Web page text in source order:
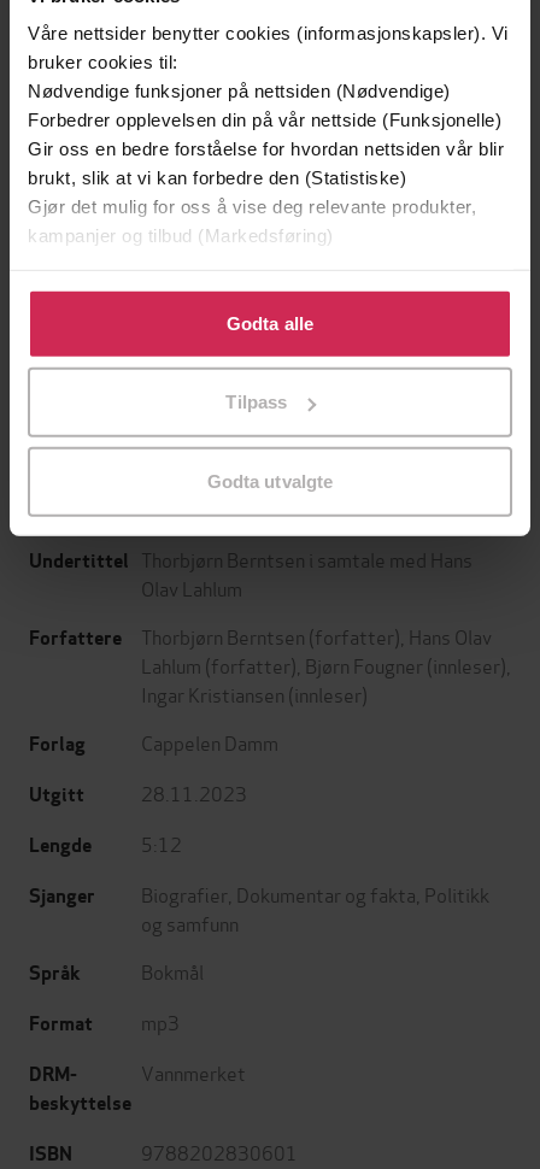
Våre nettsider benytter cookies (informasjonskapsler). Vi
bruker cookies til:
Nødvendige funksjoner på nettsiden (Nødvendige)
Forbedrer opplevelsen din på vår nettside (Funksjonelle)
Gir oss en bedre forståelse for hvordan nettsiden vår blir
brukt, slik at vi kan forbedre den (Statistiske)
Gjør det mulig for oss å vise deg relevante produkter,
kampanjer og tilbud (Markedsføring)
Klikk på «Godta alle» for å gi oss ditt samtykke til å
bruke cookies for alle disse formålene. Du kan også
tilpasse ditt samtykke til spesifikke formål ved å klikke
Godta alle
Tilpass
Godta utvalgte
Minnesota
Utskudd
Undertittel Thorbjørn Berntsen i samtale med Hans
Olav Lahlum
Forfattere Thorbjørn Berntsen (forfatter), Hans Olav
Lahlum (forfatter), Bjørn Fougner (innleser),
Ingar Kristiansen (innleser)
Forlag Cappelen Damm
Utgitt 28.11.2023
Lengde 5:12
Sjanger Biografier Dokumentar og fakta Politikk
og samfunn
Språk Bokmål
Format mp3
DRM-
beskyttelse
Vannmerket
ISBN 9788202830601